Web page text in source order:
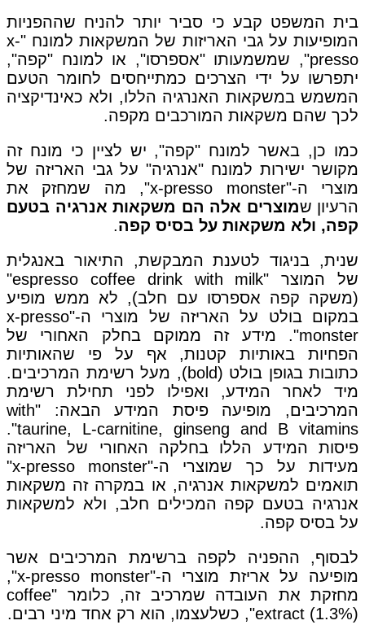
בית המשפט קבע כי סביר יותר להניח שההפניות
המופיעות על גבי האריזות של המשקאות למונח "x-
presso", שמשמעותו "אספרסו", או למונח "קפה",
יתפרשו על ידי הצרכים כמתייחסים לחומר הטעם
המשמש במשקאות האנרגיה הללו, ולא כאינדיקציה
לכך שהם משקאות המורכבים מקפה.
כמו כן, באשר למונח "קפה", יש לציין כי מונח זה
מקושר ישירות למונח "אנרגיה" על גבי האריזה של
מוצרי ה-"x-presso monster", מה שמחזק את
הרעיון שמוצרים אלה הם משקאות אנרגיה בטעם
קפה, ולא משקאות על בסיס קפה.
שנית, בניגוד לטענת המבקשת, התיאור באנגלית
של המוצר "espresso coffee drink with milk"
(משקה קפה אספרסו עם חלב), לא ממש מופיע
במקום בולט על האריזה של מוצרי ה-"x-presso
monster". מידע זה ממוקם בחלק האחורי של
הפחיות באותיות קטנות, אף על פי שהאותיות
כתובות בגופן בולט (bold), מעל רשימת המרכיבים.
מיד לאחר המידע, ואפילו לפני תחילת רשימת
המרכיבים, מופיעה פיסת המידע הבאה: "with
taurine, L-carnitine, ginseng and B vitamins".
פיסות המידע הללו בחלקה האחורי של האריזה
מעידות על כך שמוצרי ה-"x-presso monster"
תואמים למשקאות אנרגיה, או במקרה זה משקאות
אנרגיה בטעם קפה המכילים חלב, ולא למשקאות
על בסיס קפה.
לבסוף, ההפניה לקפה ברשימת המרכיבים אשר
מופיעה על אריזת מוצרי ה-"x-presso monster",
מחזקת את העובדה שמרכיב זה, כלומר "coffee
extract (1.3%)", כשלעצמו, הוא רק אחד מיני רבים.